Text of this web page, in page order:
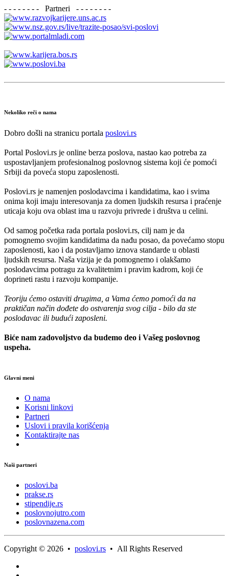
- - - - - - - - Partneri - - - - - - - -
Nekoliko reči o nama
Dobro došli na stranicu portala poslovi.rs
Portal Poslovi.rs je online berza poslova, nastao kao potreba za
uspostavljanjem profesionalnog poslovnog sistema koji će pomoći
Srbiji da poveća stopu zaposlenosti.
Poslovi.rs je namenjen poslodavcima i kandidatima, kao i svima
onima koji imaju interesovanja za domen ljudskih resursa i praćenje
uticaja koju ova oblast ima u razvoju privrede i društva u celini.
Od samog početka rada portala poslovi.rs, cilj nam je da
pomognemo svojim kandidatima da nađu posao, da povećamo stopu
zaposlenosti, kao i da postavljamo iznova standarde u oblasti
ljudskih resursa. Naša vizija je da pomognemo i olakšamo
poslodavcima potragu za kvalitetnim i pravim kadrom, koji će
doprineti rastu i razvoju kompanije.
Teoriju ćemo ostaviti drugima, a Vama ćemo pomoći da na
praktičan način dođete do ostvarenja svog cilja - bilo da ste
poslodavac ili budući zaposleni.
Biće nam zadovoljstvo da budemo deo i Vašeg poslovnog
uspeha.
Glavni meni
O nama
Korisni linkovi
Partneri
Uslovi i pravila korišćenja
Kontaktirajte nas
Naši partneri
poslovi.ba
prakse.rs
stipendije.rs
poslovnojutro.com
poslovnazena.com
Copyright © 2026 • poslovi.rs • All Rights Reserved